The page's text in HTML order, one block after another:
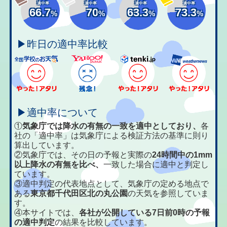
適中率
66.7%
適中率
70%
適中率
63.3%
適中率
73.3%
▶昨日の適中率比較
▶適中率について
①気象庁では降水の有無の一致を適中としており、各
社の「適中率」は気象庁による検証方法の基準に則り
算出しています。
②気象庁では、その日の予報と実際の24時間中の1mm
以上降水の有無を比べ、一致した場合に適中と判定し
ています。
③適中判定の代表地点として、気象庁の定める地点で
ある東京都千代田区北の丸公園の天気を参照していま
す。
④本サイトでは、各社が公開している7日前0時の予報
の適中判定の結果を比較しています。